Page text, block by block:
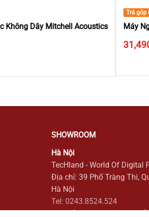
Dây Mitchell Acoustics
Trả góp 0%
Máy
SHOWROOM
Hà Nội
TecHland - World Of Digital
Địa chỉ: 39 Phố Tràng Thi,
Hà Nội
Tel: 0243.8524.524
Địa chỉ: 166/12c Lý Thái Tổ,